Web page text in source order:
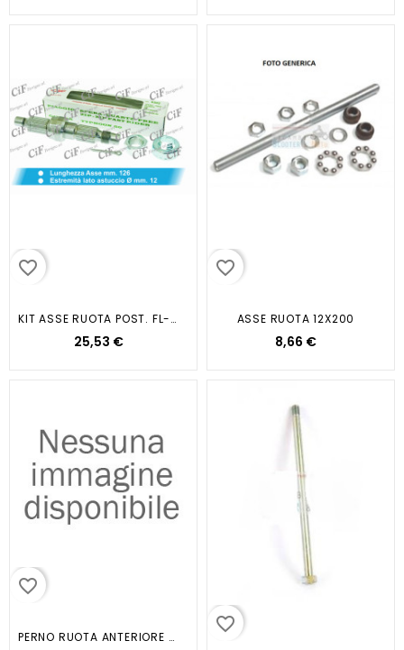
favorite_border
KIT ASSE RUOTA POST. FL-FREE-NRG...
25,53 €
favorite_border
ASSE RUOTA 12X200
8,66 €
favorite_border
PERNO RUOTA ANTERIORE F12
favorite_border